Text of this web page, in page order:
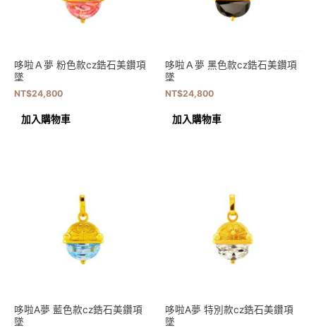
哆啦Ａ夢 粉色款cz鋯石美鑽項
墜
NT$24,800
加入購物車
哆啦Ａ夢 黑色款cz鋯石美鑽項
墜
NT$24,800
加入購物車
哆啦A夢 藍色款cz鋯石美鑽項
墜
哆啦A夢 特別款cz鋯石美鑽項
墜